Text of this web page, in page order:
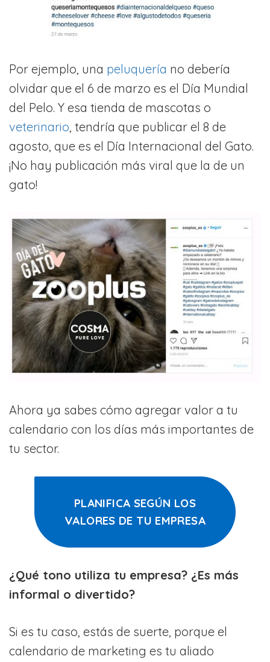
Por ejemplo, una peluquería no debería
olvidar que el 6 de marzo es el Día Mundial
del Pelo. Y esa tienda de mascotas o
veterinario, tendría que publicar el 8 de
agosto, que es el Día Internacional del Gato.
¡No hay publicación más viral que la de un
gato!
Ahora ya sabes cómo agregar valor a tu
calendario con los días más importantes de
tu sector.
PLANIFICA SEGÚN LOS
VALORES DE TU EMPRESA
¿Qué tono utiliza tu empresa? ¿Es más
informal o divertido?
Si es tu caso, estás de suerte, porque el
calendario de marketing es tu aliado